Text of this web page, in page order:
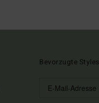
Bevorzugte Styles